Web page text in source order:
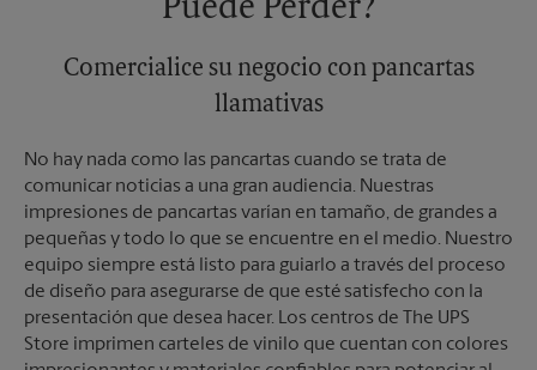
Puede Perder?
Comercialice su negocio con pancartas
llamativas
No hay nada como las pancartas cuando se trata de
comunicar noticias a una gran audiencia. Nuestras
impresiones de pancartas varían en tamaño, de grandes a
pequeñas y todo lo que se encuentre en el medio. Nuestro
equipo siempre está listo para guiarlo a través del proceso
de diseño para asegurarse de que esté satisfecho con la
presentación que desea hacer. Los centros de The UPS
Store imprimen carteles de vinilo que cuentan con colores